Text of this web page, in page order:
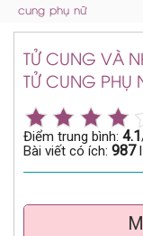
cung phụ nữ
TỬ CUNG VÀ
TỬ CUNG PHỤ
Điểm trung bình: 4.1
Bài viết có ích: 987